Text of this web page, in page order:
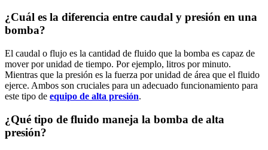
¿Cuál es la diferencia entre caudal y presión en una
bomba?
El caudal o flujo es la cantidad de fluido que la bomba es capaz de
mover por unidad de tiempo. Por ejemplo, litros por minuto.
Mientras que la presión es la fuerza por unidad de área que el fluido
ejerce. Ambos son cruciales para un adecuado funcionamiento para
este tipo de equipo de alta presión.
¿Qué tipo de fluido maneja la bomba de alta
presión?